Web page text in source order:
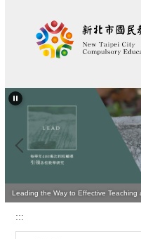
區
Leading the Way to Effective Teaching
:::